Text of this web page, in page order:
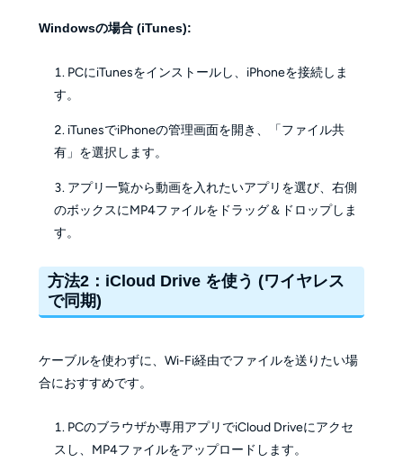
Windowsの場合 (iTunes):
PCにiTunesをインストールし、iPhoneを接続しま
す。
iTunesでiPhoneの管理画面を開き、「ファイル共
有」を選択します。
アプリ一覧から動画を入れたいアプリを選び、右側
のボックスにMP4ファイルをドラッグ＆ドロップしま
す。
方法2：iCloud Drive を使う (ワイヤレス
で同期)
ケーブルを使わずに、Wi-Fi経由でファイルを送りたい場
合におすすめです。
PCのブラウザか専用アプリでiCloud Driveにアクセ
スし、MP4ファイルをアップロードします。